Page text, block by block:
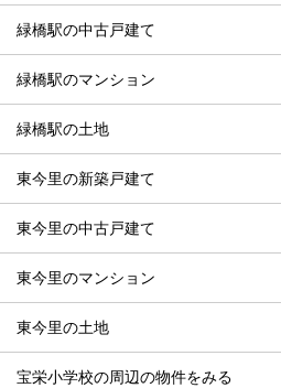
緑橋駅の中古戸建て
緑橋駅のマンション
緑橋駅の土地
東今里の新築戸建て
東今里の中古戸建て
東今里のマンション
東今里の土地
宝栄小学校の周辺の物件をみる